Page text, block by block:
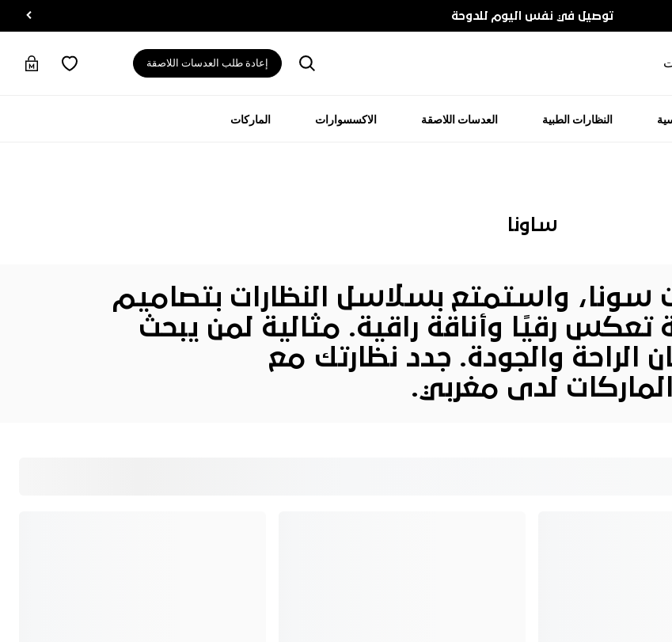
توصيل في نفس اليوم للدوحة
إعادة طلب العدسات اللاصقة
النظارات الطبية العدسات اللاصقة الاكسسوارات الماركات
ساونا
واستمتع بسلاسل النظارات بتصاميم
رقيًا وأناقة راقية. مثالية لمن يبحث
والجودة. جدد نظارتك مع
الماركات لدى مغربي.